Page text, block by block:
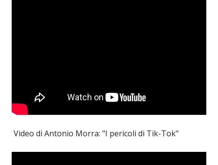
Video di Antonio Morra: "I pericoli di Tik-Tok"